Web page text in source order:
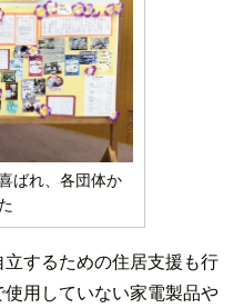
ばれ、各団体か
するための住居支援も行
用していない家電製品や